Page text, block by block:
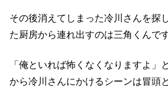
その後消えてしまった冷川さんを探
た厨房から連れ出すのは三角くんです
「俺といれば怖くなくなりますよ」
から冷川さんにかけるシーンは冒頭